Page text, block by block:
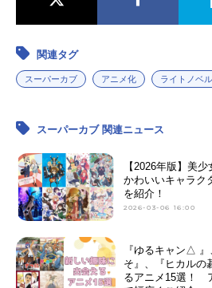
関連タグ
スーパーカブ アニメ化 ライトノベル
スーパーカブ 関連ニュース
【2026年版】美
かわいいキャラク
を紹介！
2026-03-06 16:00
『ゆるキャン△
そ』、『ヒカルの
るアニメ15選！